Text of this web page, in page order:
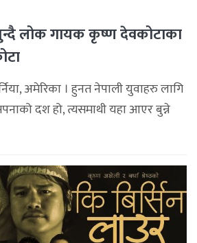
लोक गायक कृष्ण देवकोटाका
अमेरिका । हुनत नेपाली युवाहरु लागि
दश हो, त्यसमाथी यहा आएर बुन्ने
। त्यहि लिष्टमा अहिले चलिरहेको नाम